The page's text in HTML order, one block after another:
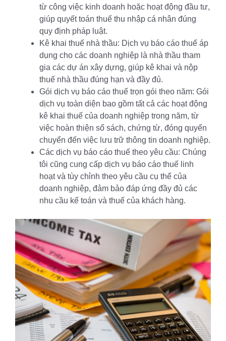
từ công việc kinh doanh hoặc hoạt động đầu tư,
giúp quyết toán thuế thu nhập cá nhân đúng
quy định pháp luật.
Kê khai thuế nhà thầu: Dịch vụ báo cáo thuế áp
dụng cho các doanh nghiệp là nhà thầu tham
gia các dự án xây dựng, giúp kê khai và nộp
thuế nhà thầu đúng hạn và đầy đủ.
Gói dịch vụ báo cáo thuế trọn gói theo năm: Gói
dịch vụ toàn diện bao gồm tất cả các hoạt động
kê khai thuế của doanh nghiệp trong năm, từ
việc hoàn thiện sổ sách, chứng từ, đóng quyển
chuyển đến việc lưu trữ thông tin doanh nghiệp.
Các dịch vụ báo cáo thuế theo yêu cầu: Chúng
tôi cũng cung cấp dịch vụ báo cáo thuế linh
hoạt và tùy chỉnh theo yêu cầu cụ thể của
doanh nghiệp, đảm bảo đáp ứng đầy đủ các
nhu cầu kế toán và thuế của khách hàng.